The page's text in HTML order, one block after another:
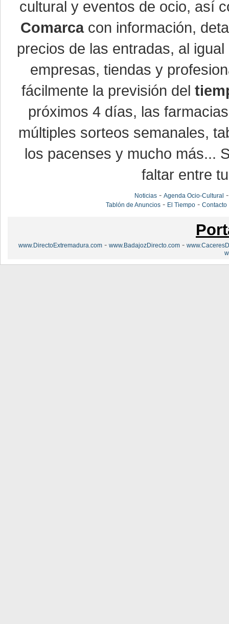
cultural y eventos de ocio, así
Comarcacon información,
precios de las entradas, al
empresas, tiendas y
fácilmente la previsión del
próximos 4 días, las
múltiples sorteos semanales,
los pacenses y mucho más...
faltar entre
Noticias -Agenda Ocio-Cultural
Tablón de Anuncios - El Tiempo -Contacto
www.DirectoExtremadura.com - www.BadajozDirecto.com -